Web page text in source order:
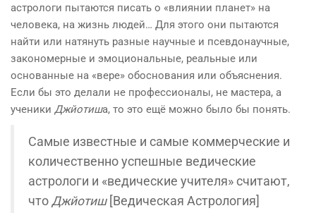
астрологи пытаются писать о «влиянии планет» на
человека, на жизнь людей… Для этого они пытаются
найти или натянуть разные научные и псевдонаучные,
закономерные и эмоциональные, реальные или
основанные на «вере» обоснования или объяснения.
Если бы это делали не профессионалы, не мастера, а
ученики Джйотиша, то это ещё можно было бы понять.
Самые известные и самые коммерческие и
количественно успешные ведические
астрологи и «ведические учителя» считают,
что Джйотиш[Ведическая Астрология]